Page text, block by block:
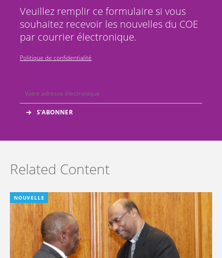
Veuillez remplir ce formulaire si vous
souhaitez recevoir les nouvelles du COE
par courrier électronique.
Politique de confidentialité
Related Content
NOUVELLE